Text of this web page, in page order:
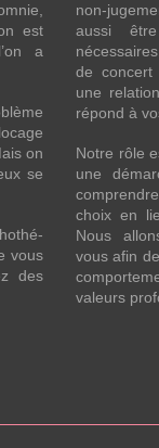
est
a
on
se
vous
des
non-
aussi
de
une
répond à
Notre rôle
une
choix en
Nous
vous afin
valeurs